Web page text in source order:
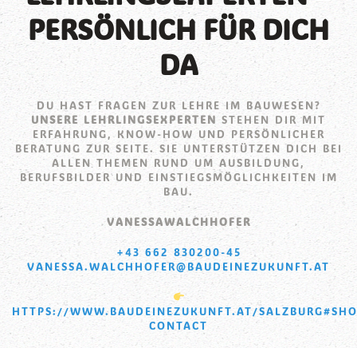
PERSÖNLICH FÜR DICH
DA
DU HAST FRAGEN ZUR LEHRE IM BAUWESEN?
UNSERE LEHRLINGSEXPERTEN STEHEN DIR MIT
ERFAHRUNG, KNOW-HOW UND PERSÖNLICHER
BERATUNG ZUR SEITE. SIE UNTERSTÜTZEN DICH BEI
ALLEN THEMEN RUND UM AUSBILDUNG,
BERUFSBILDER UND EINSTIEGSMÖGLICHKEITEN IM
BAU.
VANESSAWALCHHOFER
+43 662 830200-45
VANESSA.WALCHHOFER@BAUDEINEZUKUNFT.AT
HTTPS://WWW.BAUDEINEZUKUNFT.AT/
CONTACT